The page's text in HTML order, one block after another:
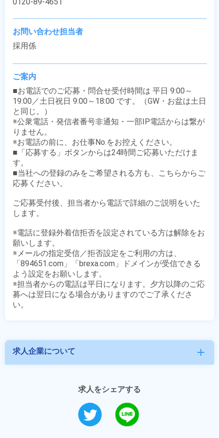
お問い合わせ担当者
採用係
ご案内
■お電話でのご応募・問合せ受付時間は 平日 9:00～
19:00／土日祝日 9:00～18:00 です。（GW・お盆は土日
と同じ。）
※公衆電話・発信者番号非通知・一部IP電話からは繋が
りません。
※お電話の前に、お仕事No.をお控えください。
■「応募する」ボタンからは24時間ご応募いただけま
す。
■当社への登録のみをご希望される方も、こちらからご
応募ください。
ご応募受付後、担当者から電話で詳細のご説明をいた
します。
※電話に登録外着信拒否を設定されている方は解除をお
願いします。
※メールの指定受信／拒否設定をご利用の方は、
「894651.com」「brexa.com」ドメインが受信できる
よう設定をお願いします。
※担当者からの電話は平日になります。夕方以降のご応
募へは翌日になる場合がありますのでご了承くださ
求人企業について add
求人をシェアする